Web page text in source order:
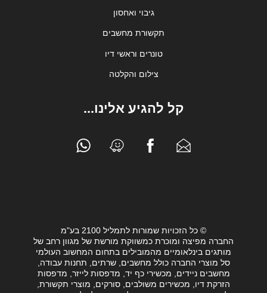
גיבוי ואחסון
תקשורת מחשבים
טונרים וראשי דיו
צילום והקלטה
קל להגיע אלינו...
© כל הזכויות שמורות לתמליל 2100 בע"מ
החברה מפיצה ומוכרת כמשווקת מורשת של מגוון רחב של
מותגים בינלאומיים מהמובילים בתחום המחשוב העולמי
סל מוצרי החברה כולל מחשבים, שרתים, תחנות עבודה,
מחשבים ניידים, מכשירי כף יד, מדפסות לייזר, מדפסות
הזרקת דיו, מכשירים משולבים, סורקים, מוצרי תקשורת,